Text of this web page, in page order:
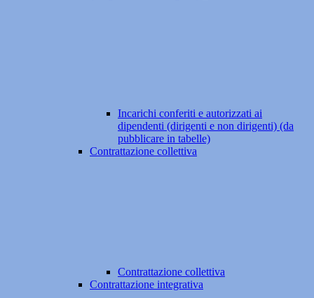
Incarichi conferiti e autorizzati ai
dipendenti (dirigenti e non dirigenti) (da
pubblicare in tabelle)
Contrattazione collettiva
Contrattazione collettiva
Contrattazione integrativa